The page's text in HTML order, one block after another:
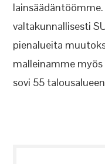
valtakunnallisesti
pienalueita
malleinamme
sovi 55